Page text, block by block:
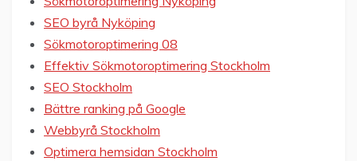
SEO byrå Nyköping
Sökmotoroptimering 08
Effektiv Sökmotoroptimering Stockholm
SEO Stockholm
Bättre ranking på Google
Webbyrå Stockholm
Optimera hemsidan Stockholm